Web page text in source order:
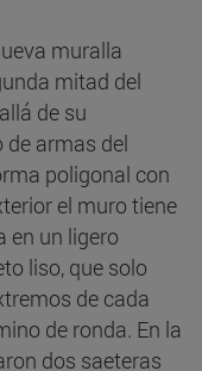
muralla
mitad del
de su
de armas del
poligonal con
el muro tiene
en un ligero
liso, que solo
de cada
de ronda. En la
dos saeteras